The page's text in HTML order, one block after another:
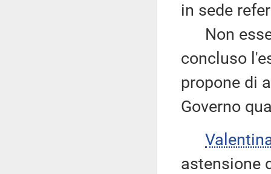
in sede
Non
concluso
propone di
Governo
astensione